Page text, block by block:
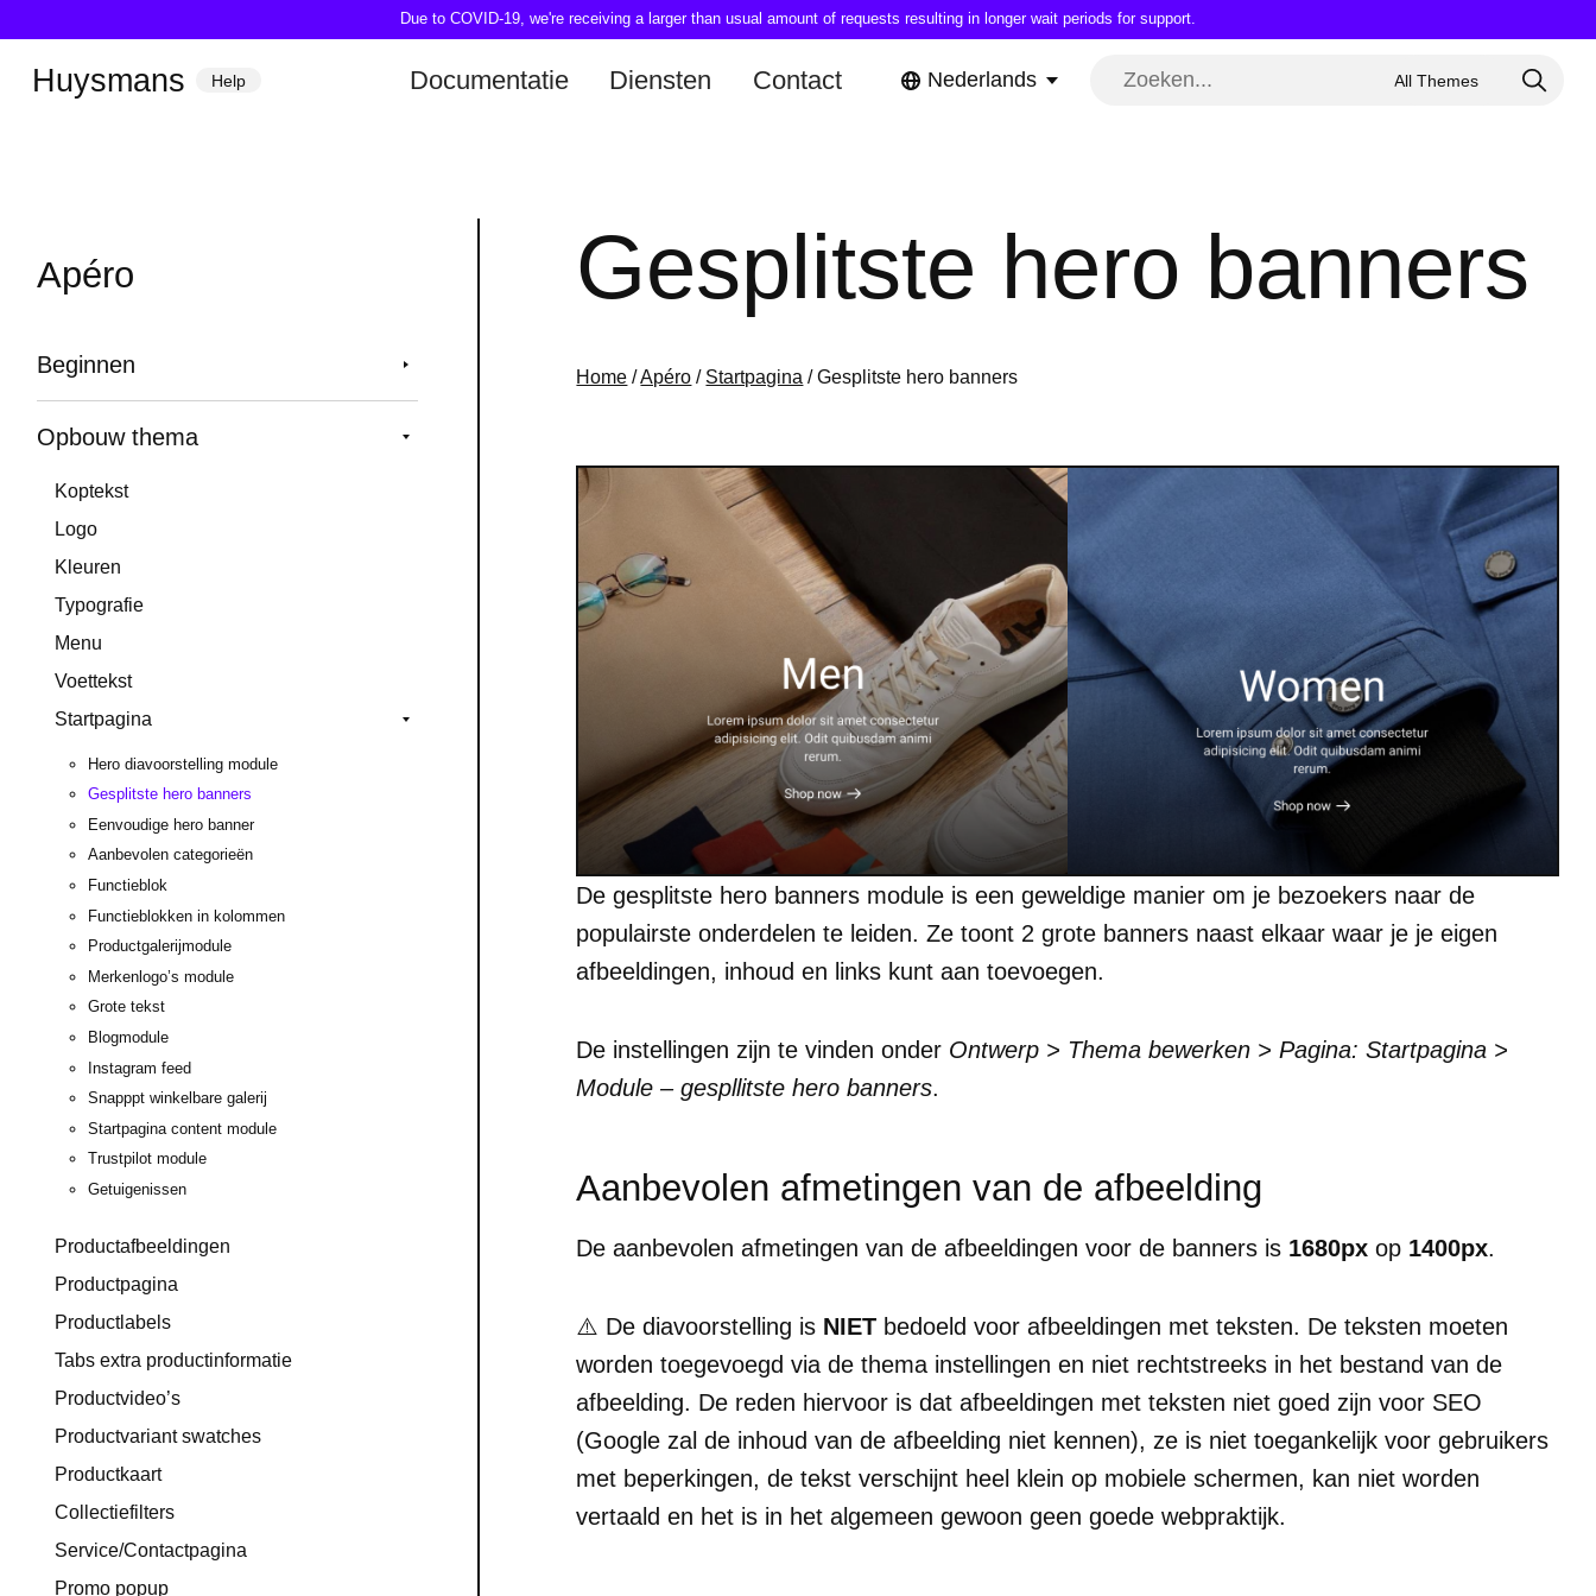
Due to COVID-19, we're receiving a larger than usual amount of requests resulting in longer wait periods for support.
Huysmans Help Documentatie Diensten Contact Nederlands
Apéro
Beginnen
Opbouw thema
Koptekst
Logo
Kleuren
Typografie
Menu
Voettekst
Startpagina
Hero diavoorstelling module
Gesplitste hero banners
Eenvoudige hero banner
Aanbevolen categorieën
Functieblok
Functieblokken in kolommen
Productgalerijmodule
Merkenlogo’s module
Grote tekst
Blogmodule
Instagram feed
Snapppt winkelbare galerij
Startpagina content module
Trustpilot module
Getuigenissen
Productafbeeldingen
Productpagina
Productlabels
Tabs extra productinformatie
Productvideo’s
Productvariant swatches
Productkaart
Collectiefilters
Service/Contactpagina
Promo popup
Gesplitste hero banners
Home /Apéro / Startpagina / Gesplitste hero banners
De gesplitste hero banners module is een geweldige manier om je bezoekers naar de
populairste onderdelen te leiden. Ze toont 2 grote banners naast elkaar waar je je eigen
afbeeldingen, inhoud en links kunt aan toevoegen.
De instellingen zijn te vinden onder Ontwerp > Thema bewerken > Pagina: Startpagina >
Module – gespllitste hero banners.
Aanbevolen afmetingen van de afbeelding
De aanbevolen afmetingen van de afbeeldingen voor de banners is 1680px op 1400px.
⚠️ De diavoorstelling is NIET bedoeld voor afbeeldingen met teksten. De teksten moeten
worden toegevoegd via de thema instellingen en niet rechtstreeks in het bestand van de
afbeelding. De reden hiervoor is dat afbeeldingen met teksten niet goed zijn voor SEO
(Google zal de inhoud van de afbeelding niet kennen), ze is niet toegankelijk voor gebruikers
met beperkingen, de tekst verschijnt heel klein op mobiele schermen, kan niet worden
vertaald en het is in het algemeen gewoon geen goede webpraktijk.